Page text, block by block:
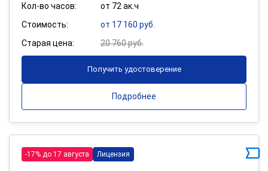
Кол-во часов:
от 72 ак.ч
Стоимость:
от 17 160 руб.
Старая цена:
20 760 руб.
Получить удостоверение
Подробнее
-17% до 17 августа Лицензия